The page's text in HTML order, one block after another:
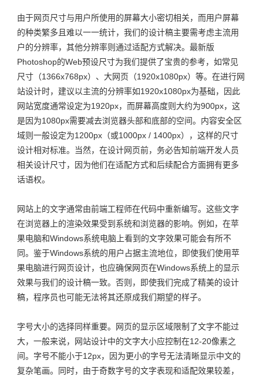
CONTACT・联系方式
CONTACT・联系方式
SUBMIT・提交需求
SUBMIT・提交需求
TEL：020-38886206
TEL：020-38886206
由于网页尺寸与用户所使用的屏幕大小密切相关，而用户屏幕
的种类繁多且难以一一统计，我们的设计稿主要需考虑主流用
户的分辨率，其他分辨率则通过适配方式解决。最新版
Photoshop的Web预设尺寸为我们提供了宝贵的参考，如常见
尺寸（1366x768px）、大网页（1920x1080px）等。在进行网
站设计时，建议以主流的分辨率如1920x1080px为基础，因此
网站宽度通常设定为1920px，而屏幕高度则大约为900px，这
是因为1080px需要减去浏览器头部和底部的空间。内容安全区
域则一般设定为1200px（或1000px / 1400px），这样的尺寸
设计相对标准。当然，在设计网页前，务必告知前端开发人员
相关设计尺寸，因为他们在适配方式和后续配合方面拥有更多
话语权。
网站上的文字通常由前端工程师在代码中重新编写。这些文字
在浏览器上的渲染效果受到系统和浏览器的影响。例如，在苹
果电脑和Windows系统电脑上看到的文字效果可能会有所不
同。鉴于Windows系统的用户占据主流地位，即使我们使用苹
果电脑进行网页设计，也应确保网页在Windows系统上的显示
效果与我们的设计稿一致。否则，即使我们完成了精美的设计
稿，程序员也可能无法将其还原成我们期望的样子。
字号大小的选择同样重要。网页的显示区域限制了文字不能过
大，一般来说，
网站设计中的文字大小应控制在12-20像素之
间。字号不能小于12px，因为更小的字号无法清晰显示中文的
复杂笔画。同时，由于奇数字号的文字表现和适配效果较差，